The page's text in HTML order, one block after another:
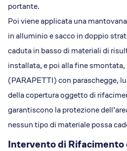
portante.
Poi viene applicata una
in alluminio e sacco in doppio
caduta in basso di materiali di
installata, e poi alla fine
(PARAPETTI) con paraschegge,
della copertura oggetto di
garantiscono la protezione
nessun tipo di materiale possa
Intervento di Rifacimento